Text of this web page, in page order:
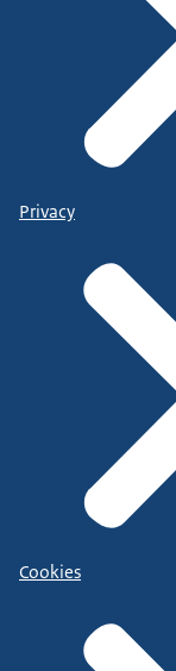
Privacy
Cookies